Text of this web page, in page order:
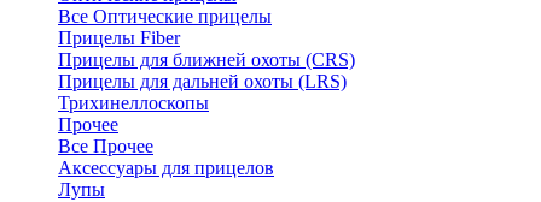
Все Оптические прицелы
Прицелы Fiber
Прицелы для ближней охоты (CRS)
Прицелы для дальней охоты (LRS)
Трихинеллоскопы
Прочее
Все Прочее
Аксессуары для прицелов
Лупы